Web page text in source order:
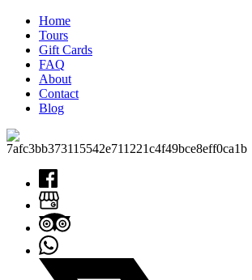
Home
Tours
Gift Cards
FAQ
About
Contact
Blog